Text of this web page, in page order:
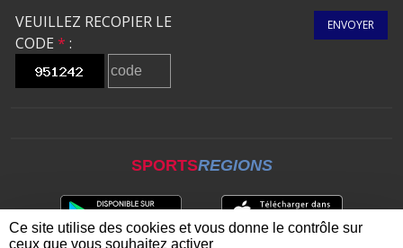
VEUILLEZ RECOPIER LE
CODE * :
ENVOYER
SPORTSREGIONS
Ce site utilise des cookies et vous donne le contrôle sur
ceux que vous souhaitez activer